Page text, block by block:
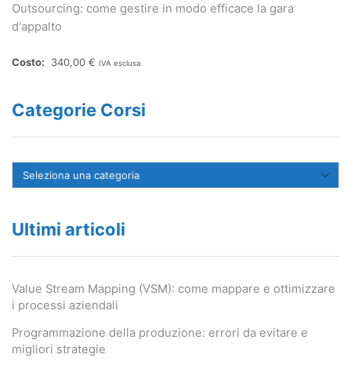
Outsourcing: come gestire in modo efficace la gara
d'appalto
340,00 € IVA esclusa
Categorie Corsi
Ultimi articoli
Value Stream Mapping (VSM): come mappare e ottimizzare
i processi aziendali
Programmazione della produzione: errori da evitare e
migliori strategie